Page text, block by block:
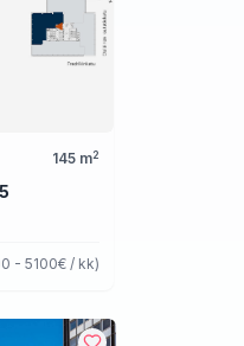
145m2
- 5100€ / kk)